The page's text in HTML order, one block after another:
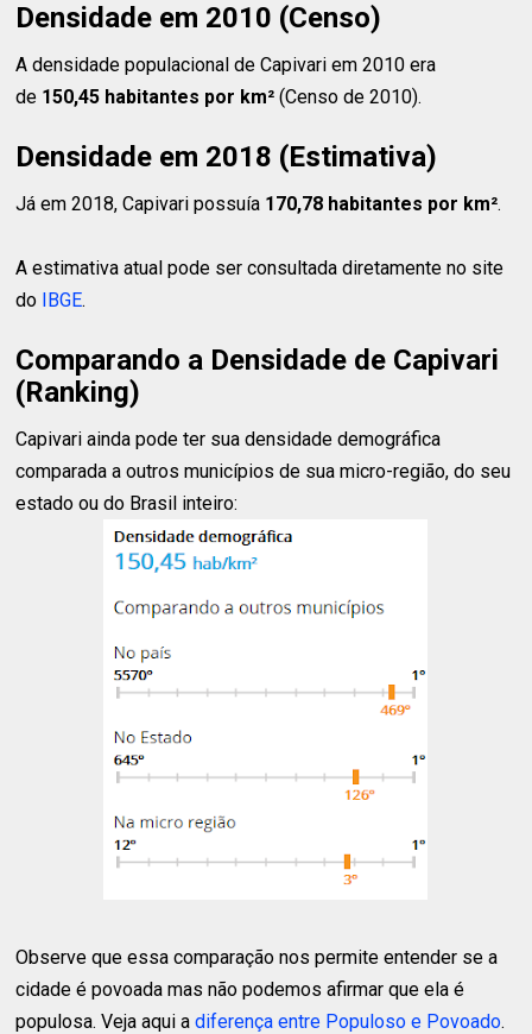
Densidade em 2010 (Censo)
A densidade populacional de Capivari em 2010 era
de 150,45 habitantes por km² (Censo de 2010).
Densidade em 2018 (Estimativa)
Já em 2018, Capivari possuía 170,78 habitantes por km².
A estimativa atual pode ser consultada diretamente no site
do IBGE.
Comparando a Densidade de Capivari
(Ranking)
Capivari ainda pode ter sua densidade demográfica
comparada a outros municípios de sua micro-região, do seu
estado ou do Brasil inteiro:
Observe que essa comparação nos permite entender se a
cidade é povoada mas não podemos afirmar que ela é
populosa. Veja aqui adiferença entre Populoso e Povoado.